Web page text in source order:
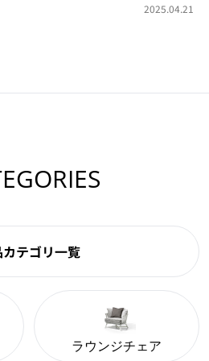
2025.04.21
カテゴリ一覧
ラウンジチェア